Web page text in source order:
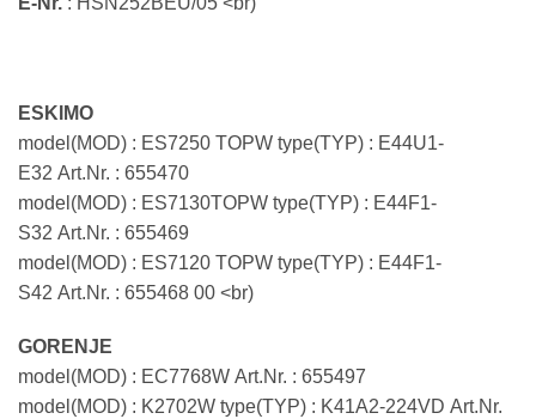
ESKIMO
model(MOD) : ES7250 TOPW type(TYP) : E44U1-
E32 Art.Nr. : 655470
model(MOD) : ES7130TOPW type(TYP) : E44F1-
S32 Art.Nr. : 655469
model(MOD) : ES7120 TOPW type(TYP) : E44F1-
S42 Art.Nr. : 655468 00 <br)
GORENJE
model(MOD) : EC7768W Art.Nr. : 655497
model(MOD) : K2702W type(TYP) : K41A2-224VD Art.Nr.